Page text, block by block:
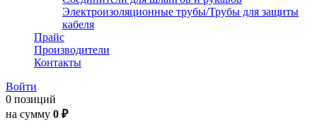
Электроизоляционные трубы/Трубы для защиты
кабеля
Прайс
Производители
Контакты
Войти
0 позиций
на сумму 0 ₽